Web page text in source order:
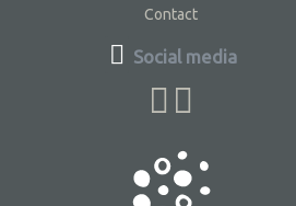
Contact
Social media